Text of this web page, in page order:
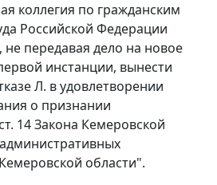
коллегия по гражданским
Российской Федерации
передавая дело на новое
инстанции, вынести
Л. в удовлетворении
о признании
14 Закона Кемеровской
области".